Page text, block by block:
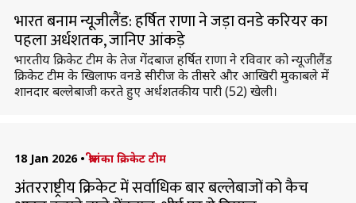
भारत बनाम न्यूजीलैंड: हर्षित राणा ने जड़ा वनडे करियर का
पहला अर्धशतक, जानिए आंकड़े
भारतीय क्रिकेट टीम के तेज गेंदबाज हर्षित राणा ने रविवार को न्यूजीलैंड
क्रिकेट टीम के खिलाफ वनडे सीरीज के तीसरे और आखिरी मुकाबले में
शानदार बल्लेबाजी करते हुए अर्धशतकीय पारी (52) खेली।
18 Jan 2026 • श्रीलंका क्रिकेट टीम
अंतरराष्ट्रीय क्रिकेट में सर्वाधिक बार बल्लेबाजों को कैच